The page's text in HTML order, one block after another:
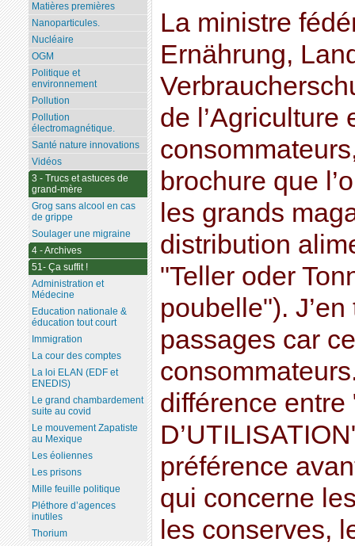
La ministre
Ernährung,
de l’Agriculture
brochure que
les grands
distribution
"Teller oder
poubelle").
passages car
différence
préférence
qui concerne
les conserves,
Matières premières
Nanoparticules.
Nucléaire
OGM
Politique et
environnement
Pollution
Pollution
électromagnétique.
Santé nature innovations
Vidéos
3 - Trucs et astuces de
grand-mère
Grog sans alcool en cas
de grippe
Soulager une migraine
4 - Archives
51- Ça suffit !
Administration et
Médecine
Education nationale &
éducation tout court
Immigration
La cour des comptes
La loi ELAN (EDF et
ENEDIS)
Le grand chambardement
suite au covid
Le mouvement Zapatiste
au Mexique
Les éoliennes
Les prisons
Mille feuille politique
Pléthore d’agences
inutiles
Thorium